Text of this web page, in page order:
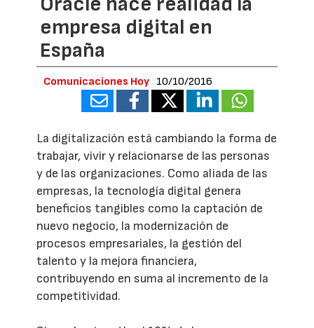
empresa digital en
España
Comunicaciones Hoy 10/10/2016
La digitalización está cambiando la forma de
trabajar, vivir y relacionarse de las personas
y de las organizaciones. Como aliada de las
empresas, la tecnología digital genera
beneficios tangibles como la captación de
nuevo negocio, la modernización de
procesos empresariales, la gestión del
talento y la mejora financiera,
contribuyendo en suma al incremento de la
competitividad.